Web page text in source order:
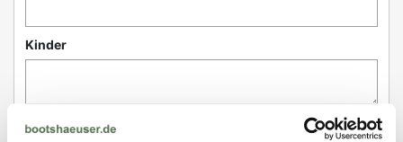
Kinder
Haustiere